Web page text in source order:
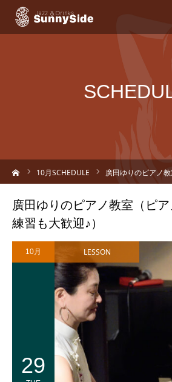
10月SCHEDULE 廣田ゆりのピアノ教室（ピ
廣田ゆりのピアノ教室（ピ
練習も大歓迎♪）
10月
29
LESSON